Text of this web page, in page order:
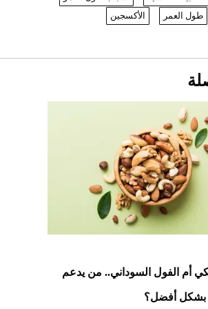
عطور في العالم للرجال تمنحك فخامة
أقصر يوم في 2026 يقترب.. ماذا يحدث في
دوران الأرض؟
2026-07-25
"بوجاتي ميسترال" الاستثنائية للبيع في
مزاد مونتيري
2026-07-23
طول العمر الأكسجين
أم الفول السوداني.. من يدعم
بشكل أفضل؟